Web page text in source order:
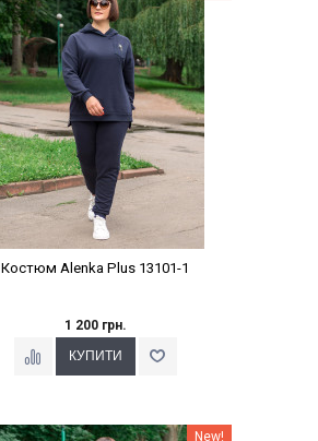
Костюм Alenka Plus 13101-1
1 200 грн.
Наклейки Варіант з % New!